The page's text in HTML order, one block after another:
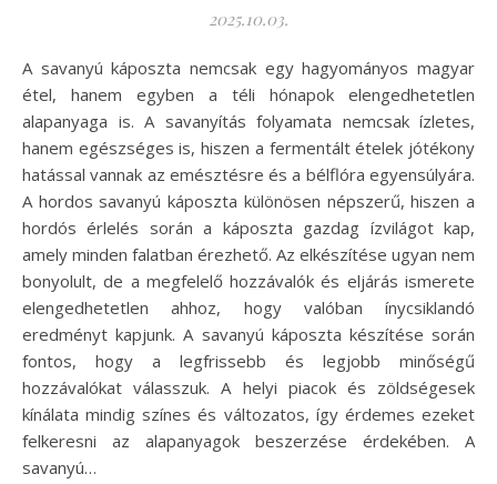
2025.10.03.
A savanyú káposzta nemcsak egy hagyományos magyar
étel, hanem egyben a téli hónapok elengedhetetlen
alapanyaga is. A savanyítás folyamata nemcsak ízletes,
hanem egészséges is, hiszen a fermentált ételek jótékony
hatással vannak az emésztésre és a bélflóra egyensúlyára.
A hordos savanyú káposzta különösen népszerű, hiszen a
hordós érlelés során a káposzta gazdag ízvilágot kap,
amely minden falatban érezhető. Az elkészítése ugyan nem
bonyolult, de a megfelelő hozzávalók és eljárás ismerete
elengedhetetlen ahhoz, hogy valóban ínycsiklandó
eredményt kapjunk. A savanyú káposzta készítése során
fontos, hogy a legfrissebb és legjobb minőségű
hozzávalókat válasszuk. A helyi piacok és zöldségesek
kínálata mindig színes és változatos, így érdemes ezeket
felkeresni az alapanyagok beszerzése érdekében. A
savanyú…